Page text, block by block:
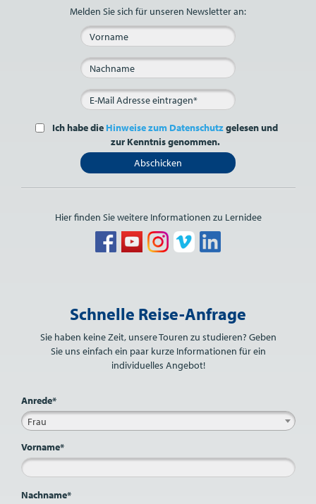
Melden Sie sich für unseren Newsletter an:
Ich habe die Hinweise zum Datenschutzgelesen und
zur Kenntnis genommen.
Abschicken
Hier finden Sie weitere Informationen zu Lernidee
Schnelle Reise-Anfrage
Sie haben keine Zeit, unsere Touren zu studieren? Geben
Sie uns einfach ein paar kurze Informationen für ein
individuelles Angebot!
Anrede*
Frau
Vorname*
Nachname*